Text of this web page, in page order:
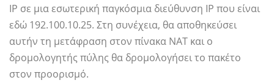
IP σε μια εσωτερική παγκόσμια διεύθυνση IP που είναι
εδώ 192.100.10.25. Στη συνέχεια, θα αποθηκεύσει
αυτήν τη μετάφραση στον πίνακα NAT και ο
δρομολογητής πύλης θα δρομολογήσει το πακέτο
στον προορισμό.